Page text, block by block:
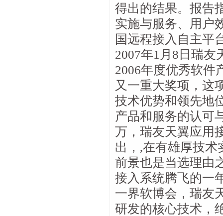
得出的结果。报告
实施与服务、用户
国远程接入自主平
2007年1月8日瑞
2006年度优秀软件
又一重大奖项，这
技术优势和领先地
产品和服务的认可
万，瑞友天翼应用
出，,在有雄厚技术
前景也是当选理由
接入系统腾飞的一
一界软博会，瑞友
研发的核心技术，